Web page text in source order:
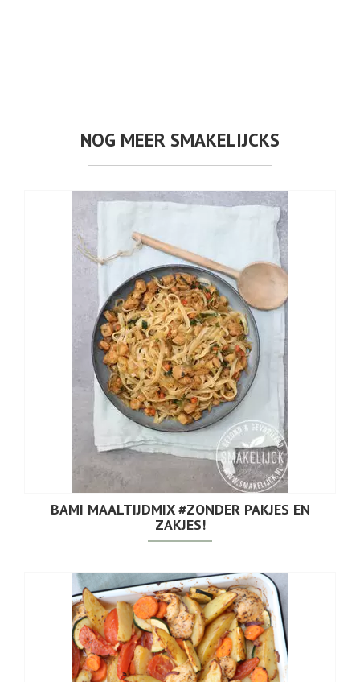
NOG MEER SMAKELIJCKS
BAMI MAALTIJDMIX #ZONDER PAKJES EN
ZAKJES!